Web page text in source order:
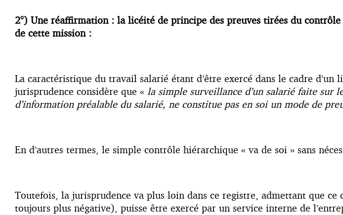
2°) Une réaffirmation : la licéité de principe des preuves tirées du contrôle
de cette mission :
La caractéristique du travail salarié étant d’être exercé dans le cadre
jurisprudence considère que « la simple surveillance d’un salarié faite sur
d’information préalable du salarié, ne constitue pas en soi un mode de
En d’autres termes, le simple contrôle hiérarchique « va de soi » sans
Toutefois, la jurisprudence va plus loin dans ce registre, admettant que
toujours plus négative), puisse être exercé par un service interne de